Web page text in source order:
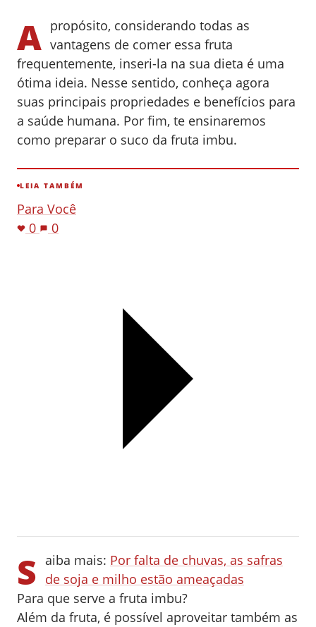
A propósito, considerando todas as
vantagens de comer essa fruta
frequentemente, inseri-la na sua dieta é uma
ótima ideia. Nesse sentido, conheça agora
suas principais propriedades e benefícios para
a saúde humana. Por fim, te ensinaremos
como preparar o suco da fruta imbu.
LEIA TAMBÉM
Para Você
0
0
S aiba mais: Por falta de chuvas, as safras
de soja e milho estão ameaçadas
Para que serve a fruta imbu?
Além da fruta, é possível aproveitar também as